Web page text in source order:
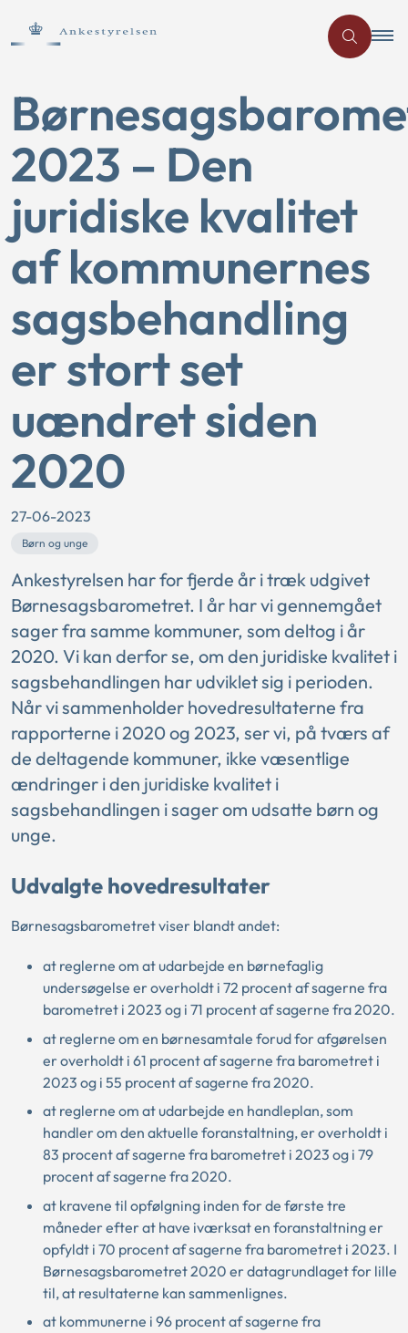
2023 – Den
juridiske kvalitet
af kommunernes
sagsbehandling
er stort set
uændret siden
2020
27-06-2023
Børn og unge
Ankestyrelsen har for fjerde år i træk udgivet
Børnesagsbarometret. I år har vi gennemgået
sager fra samme kommuner, som deltog i år
2020. Vi kan derfor se, om den juridiske kvalitet i
sagsbehandlingen har udviklet sig i perioden.
Når vi sammenholder hovedresultaterne fra
rapporterne i 2020 og 2023, ser vi, på tværs af
de deltagende kommuner, ikke væsentlige
ændringer i den juridiske kvalitet i
sagsbehandlingen i sager om udsatte børn og
unge.
Udvalgte hovedresultater
Børnesagsbarometret viser blandt andet:
at reglerne om at udarbejde en børnefaglig
undersøgelse er overholdt i 72 procent af sagerne fra
barometret i 2023 og i 71 procent af sagerne fra 2020.
at reglerne om en børnesamtale forud for afgørelsen
er overholdt i 61 procent af sagerne fra barometret i
2023 og i 55 procent af sagerne fra 2020.
at reglerne om at udarbejde en handleplan, som
handler om den aktuelle foranstaltning, er overholdt i
83 procent af sagerne fra barometret i 2023 og i 79
procent af sagerne fra 2020.
at kravene til opfølgning inden for de første tre
måneder efter at have iværksat en foranstaltning er
opfyldt i 70 procent af sagerne fra barometret i 2023. I
Børnesagsbarometret 2020 er datagrundlaget for lille
til, at resultaterne kan sammenlignes.
at kommunerne i 96 procent af sagerne fra